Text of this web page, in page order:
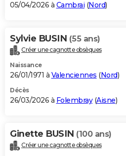
05/04/2026 à Cambrai (Nord)
Sylvie BUSIN (55 ans)
Créer une cagnotte obsèques
Naissance
26/01/1971 à Valenciennes (Nord)
Décès
26/03/2026 à Folembray(Aisne)
Ginette BUSIN (100 ans)
Créer une cagnotte obsèques